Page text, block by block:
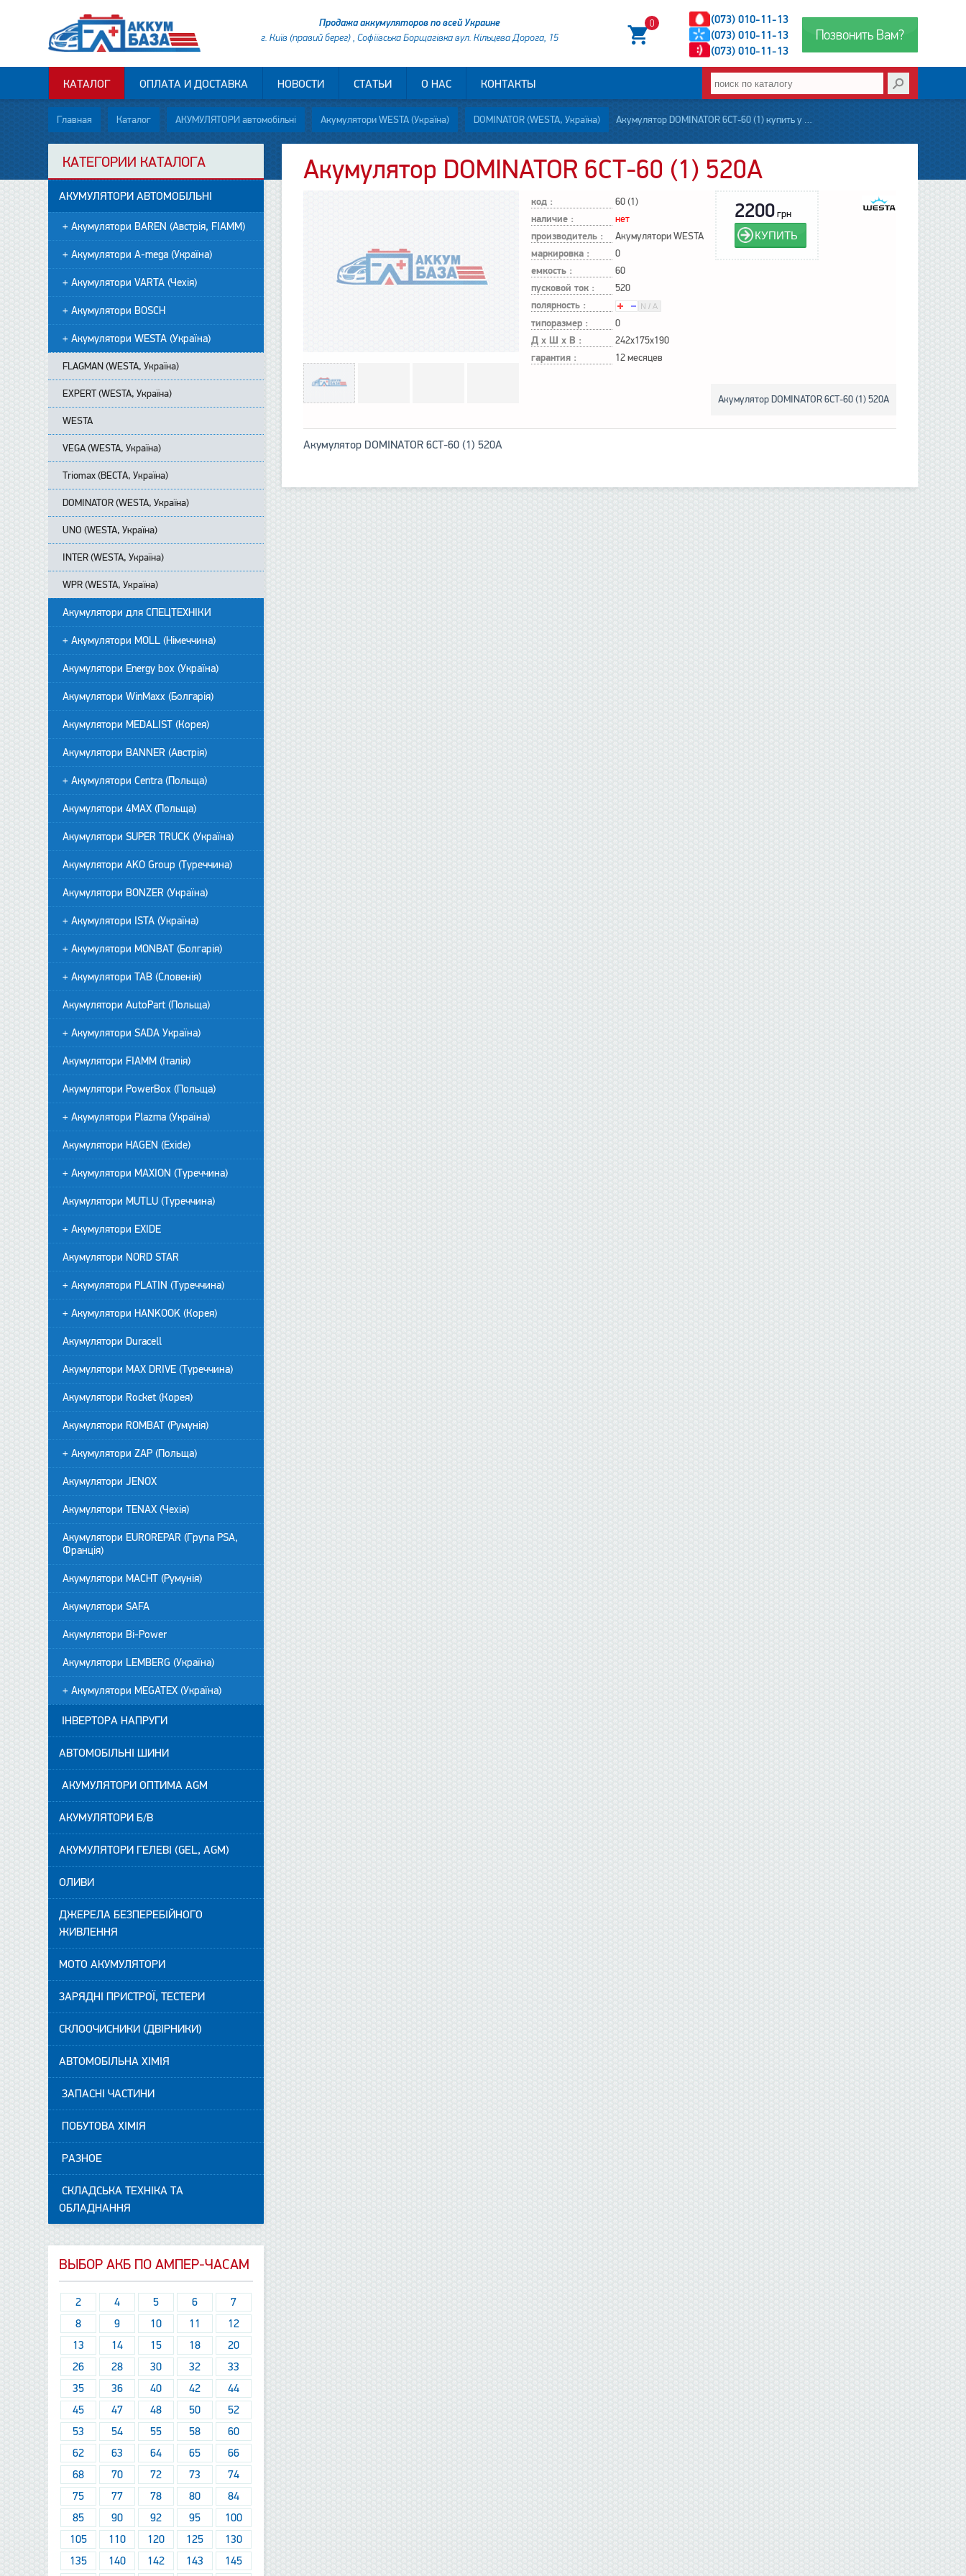
Позвонить Вам?
(073) 010-11-13
(073) 010-11-13
(073) 010-11-13
0
Продажа аккумуляторов по всей Украине
г. Київ (правий берег) , Софіївська Борщагівка вул. Кільцева Дорога, 15
КАТАЛОГ ОПЛАТА И ДОСТАВКА НОВОСТИ СТАТЬИ О НАС КОНТАКТЫ
Главная Каталог АКУМУЛЯТОРИ автомобільні Акумулятори WESTA (Україна) DOMINATOR (WESTA, Україна) Акумулятор DOMINATOR 6СТ-60 (1) купить у Києві
Акумулятор DOMINATOR 6СТ-60 (1) 520А
код : 60 (1)
наличие : нет
производитель : Акумулятори WESTA
маркировка : 0
емкость : 60
пусковой ток : 520
полярность :
типоразмер :
0
Д х Ш х В : 242x175x190
гарантия : 12 месяцев
2200грн
КУПИТЬ
Акумулятор DOMINATOR 6СТ-60 (1) 520А
Акумулятор DOMINATOR 6СТ-60 (1) 520А
КАТЕГОРИИ КАТАЛОГА
АКУМУЛЯТОРИ АВТОМОБІЛЬНІ
+ Акумулятори BAREN (Австрія, FIAMM)
+ Акумулятори A-mega (Україна)
+ Акумулятори VARTA (Чехія)
+ Акумулятори BOSCH
+ Акумулятори WESTA (Україна)
FLAGMAN (WESTA, Україна)
EXPERT (WESTA, Україна)
WESTA
VEGA (WESTA, Україна)
Triomax (ВЕСТА, Україна)
DOMINATOR (WESTA, Україна)
UNO (WESTA, Україна)
INTER (WESTA, Україна)
WPR (WESTA, Україна)
Акумулятори для СПЕЦТЕХНІКИ
+ Акумулятори MOLL (Німеччина)
Акумулятори Energy box (Україна)
Акумулятори WinMaxx (Болгарія)
Акумулятори MEDALIST (Корея)
Акумулятори BANNER (Австрія)
+ Акумулятори Centra (Польща)
Акумулятори 4MAX (Польща)
Акумулятори SUPER TRUCK (Україна)
Акумулятори AKO Group (Туреччина)
Акумулятори BONZER (Україна)
+ Акумулятори ISTA (Україна)
+ Акумулятори MONBAT (Болгарія)
+ Акумулятори TAB (Словенія)
Акумулятори AutoPart (Польща)
+ Акумулятори SADA Україна)
Акумулятори FIAMM (Італія)
Акумулятори PowerBox (Польща)
+ Акумулятори Plazma (Україна)
Акумулятори HAGEN (Exide)
+ Акумулятори MAXION (Туреччина)
Акумулятори MUTLU (Туреччина)
+ Акумулятори EXIDE
Акумулятори NORD STAR
+ Акумулятори PLATIN (Туреччина)
+ Акумулятори HANKOOK (Корея)
Акумулятори Duracell
Акумулятори MAX DRIVE (Туреччина)
Акумулятори Rocket (Корея)
Акумулятори ROMBAT (Румунія)
+ Акумулятори ZAP (Польща)
Акумулятори JENOX
Акумулятори TENAX (Чехія)
Акумулятори EUROREPAR (Група PSA,
Франція)
Акумулятори MACHT (Румунія)
Акумулятори SAFA
Акумулятори Bi-Power
Акумулятори LEMBERG (Україна)
+ Акумулятори MEGATEX (Україна)
ІНВЕРТОРА НАПРУГИ
АВТОМОБІЛЬНІ ШИНИ
АКУМУЛЯТОРИ ОПТИМА AGM
АКУМУЛЯТОРИ Б/В
АКУМУЛЯТОРИ ГЕЛЕВІ (GEL, AGM)
ОЛИВИ
ДЖЕРЕЛА БЕЗПЕРЕБІЙНОГО
ЖИВЛЕННЯ
МОТО АКУМУЛЯТОРИ
ЗАРЯДНІ ПРИСТРОЇ, ТЕСТЕРИ
СКЛООЧИСНИКИ (ДВІРНИКИ)
АВТОМОБІЛЬНА ХІМІЯ
ЗАПАСНІ ЧАСТИНИ
ПОБУТОВА ХІМІЯ
РАЗНОЕ
СКЛАДСЬКА ТЕХНІКА ТА
ОБЛАДНАННЯ
ВЫБОР АКБ ПО АМПЕР-ЧАСАМ
2 4 5 6
7
8
9 10 11
12
13
14 15 18
20
26
28 30 32
33
35
36 40 42
44
45
47 48 50
52
53
54 55 58
60
62
63 64 65
66
68
70 72 73
74
75
77 78 80
84
85
90 92 95
100
105
110 120 125
130
135
140 142 143
145